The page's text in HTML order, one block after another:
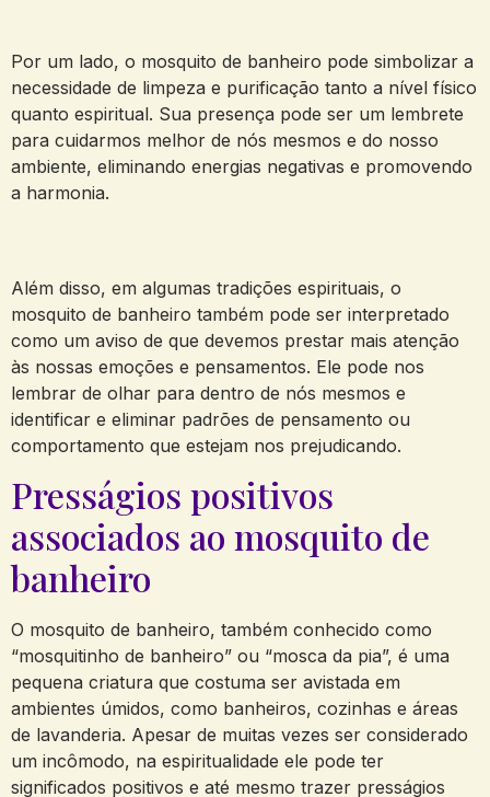
Por um lado, o mosquito de banheiro pode simbolizar a
necessidade de limpeza e purificação tanto a nível físico
quanto espiritual. Sua presença pode ser um lembrete
para cuidarmos melhor de nós mesmos e do nosso
ambiente, eliminando energias negativas e promovendo
a harmonia.
Além disso, em algumas tradições espirituais, o
mosquito de banheiro também pode ser interpretado
como um aviso de que devemos prestar mais atenção
às nossas emoções e pensamentos. Ele pode nos
lembrar de olhar para dentro de nós mesmos e
identificar e eliminar padrões de pensamento ou
comportamento que estejam nos prejudicando.
Presságios positivos
associados ao mosquito de
banheiro
O mosquito de banheiro, também conhecido como
“mosquitinho de banheiro” ou “mosca da pia”, é uma
pequena criatura que costuma ser avistada em
ambientes úmidos, como banheiros, cozinhas e áreas
de lavanderia. Apesar de muitas vezes ser considerado
um incômodo, na espiritualidade ele pode ter
significados positivos e até mesmo trazer presságios